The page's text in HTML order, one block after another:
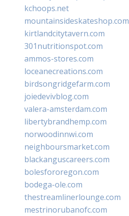
kchoops.net
mountainsideskateshop.com
kirtlandcitytavern.com
301nutritionspot.com
ammos-stores.com
loceanecreations.com
birdsongridgefarm.com
joiedevivblog.com
valera-amsterdam.com
libertybrandhemp.com
norwoodinnwi.com
neighboursmarket.com
blackanguscareers.com
bolesfororegon.com
bodega-ole.com
thestreamlinerlounge.com
mestrinorubanofc.com